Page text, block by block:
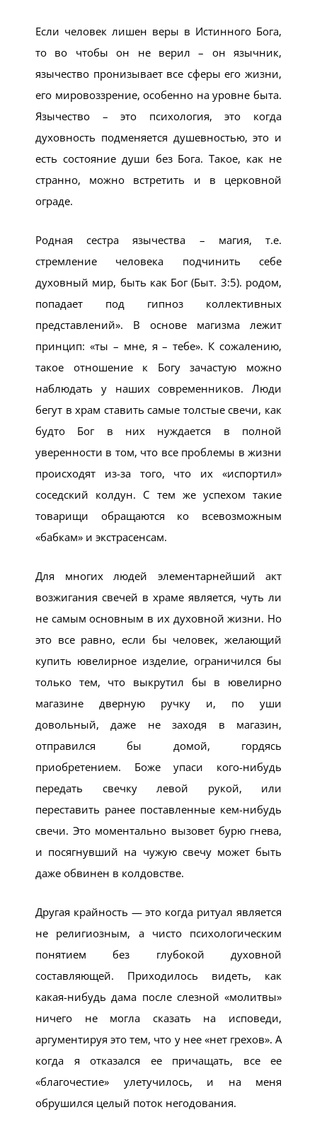
Если человек лишен веры в Истинного Бога,
то во чтобы он не верил – он язычник,
язычество пронизывает все сферы его жизни,
его мировоззрение, особенно на уровне быта.
Язычество – это психология, это когда
духовность подменяется душевностью, это и
есть состояние души без Бога. Такое, как не
странно, можно встретить и в церковной
ограде.
Родная сестра язычества – магия, т.е.
стремление человека подчинить себе
духовный мир, быть как Бог (Быт. 3:5). родом,
попадает под гипноз коллективных
представлений». В основе магизма лежит
принцип: «ты – мне, я – тебе». К сожалению,
такое отношение к Богу зачастую можно
наблюдать у наших современников. Люди
бегут в храм ставить самые толстые свечи, как
будто Бог в них нуждается в полной
уверенности в том, что все проблемы в жизни
происходят из-за того, что их «испортил»
соседский колдун. С тем же успехом такие
товарищи обращаются ко всевозможным
«бабкам» и экстрасенсам.
Для многих людей элементарнейший акт
возжигания свечей в храме является, чуть ли
не самым основным в их духовной жизни. Но
это все равно, если бы человек, желающий
купить ювелирное изделие, ограничился бы
только тем, что выкрутил бы в ювелирно
магазине дверную ручку и, по уши
довольный, даже не заходя в магазин,
отправился бы домой, гордясь
приобретением. Боже упаси кого-нибудь
передать свечку левой рукой, или
переставить ранее поставленные кем-нибудь
свечи. Это моментально вызовет бурю гнева,
и посягнувший на чужую свечу может быть
даже обвинен в колдовстве.
Другая крайность — это когда ритуал является
не религиозным, а чисто психологическим
понятием без глубокой духовной
составляющей. Приходилось видеть, как
какая-нибудь дама после слезной «молитвы»
ничего не могла сказать на исповеди,
аргументируя это тем, что у нее «нет грехов». А
когда я отказался ее причащать, все ее
«благочестие» улетучилось, и на меня
обрушился целый поток негодования.